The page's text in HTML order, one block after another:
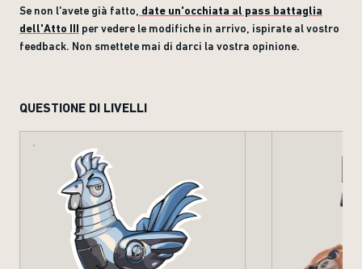
Se non l'avete già fatto, date un'occhiata al pass battaglia
dell'Atto III per vedere le modifiche in arrivo, ispirate al vostro
feedback. Non smettete mai di darci la vostra opinione.
QUESTIONE DI LIVELLI